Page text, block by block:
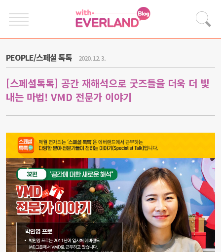
PEOPLE/스페셜 톡톡 2020. 12. 3.
[스페셜톡톡] 공간 재해석으로 굿즈들을 더욱 더 빛
내는 마법! VMD 전문가 이야기